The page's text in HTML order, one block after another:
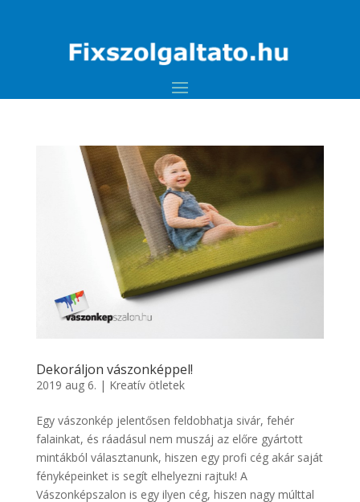
Dekoráljon vászonképpel!
2019 aug 6. | Kreatív ötletek
Egy vászonkép jelentősen feldobhatja sivár, fehér
falainkat, és ráadásul nem muszáj az előre gyártott
mintákból választanunk, hiszen egy profi cég akár saját
fényképeinket is segít elhelyezni rajtuk! A
Vászonképszalon is egy ilyen cég, hiszen nagy múlttal